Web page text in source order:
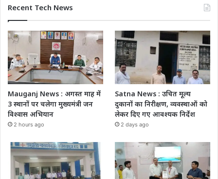
Recent Tech News
Mauganj News : अगस्त माह में
3 स्थानों पर चलेगा मुख्यमंत्री जन
विश्वास अभियान
2 hours ago
Satna News : उचित मूल्य
दुकानों का निरीक्षण, व्यवस्थाओं को
लेकर दिए गए आवश्यक निर्देश
2 days ago